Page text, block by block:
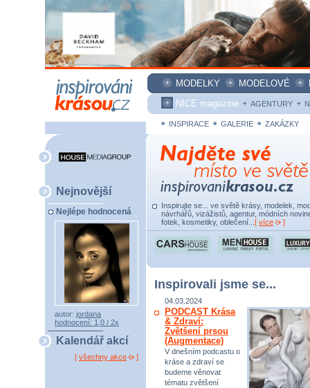
MODELKY MODELOVÉ
NICE magazine
AGENTURY
INSPIRACE GALERIE ZAKÁZKY
Nejnovější
Nejlépe hodnocená
autor: jordana
hodnocení: 1,0 / 2x
Kalendář akcí
[ všechny akce ]
Inspirujte se... ve světě krásy, modelek,
návrhářů, vizážistů, agentur, módních
fotek, kosmetiky, oblečení... [ více ]
Inspirovali jsme se...
04.03.2024
PODCAST Krása
& Zdraví:
Zvětšení prsou
(Augmentace)
V dnešním podcastu o
kráse a zdraví se
budeme věnovat
tématu zvětšení